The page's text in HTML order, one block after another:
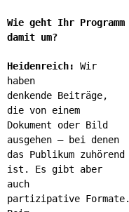
Wie geht Ihr Programm
damit um?
Heidenreich: Wir
haben
denkende Beiträge,
die von einem
Dokument oder Bild
ausgehen – bei denen
das Publikum zuhörend
ist. Es gibt aber
auch
partizipative Formate.